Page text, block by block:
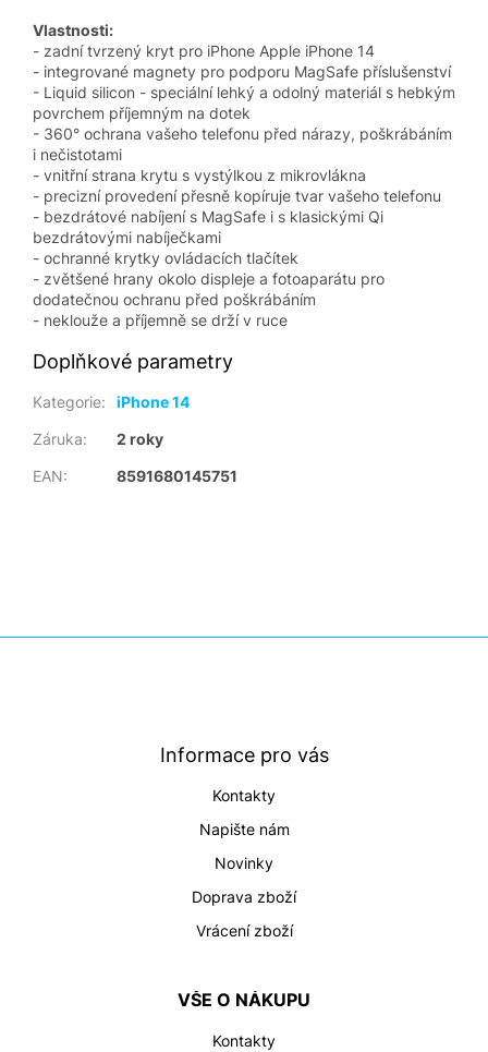
Vlastnosti:
- zadní tvrzený kryt pro iPhone Apple iPhone 14
- integrované magnety pro podporu MagSafe příslušenství
- Liquid silicon - speciální lehký a odolný materiál s hebkým
povrchem příjemným na dotek
- 360° ochrana vašeho telefonu před nárazy, poškrábáním
i nečistotami
- vnitřní strana krytu s vystýlkou z mikrovlákna
- precizní provedení přesně kopíruje tvar vašeho telefonu
- bezdrátové nabíjení s MagSafe i s klasickými Qi
bezdrátovými nabíječkami
- ochranné krytky ovládacích tlačítek
- zvětšené hrany okolo displeje a fotoaparátu pro
dodatečnou ochranu před poškrábáním
- neklouže a příjemně se drží v ruce
Doplňkové parametry
Kategorie:
iPhone 14
Záruka:
2 roky
EAN: 8591680145751
Informace pro vás
Kontakty
Napište nám
Novinky
Doprava zboží
Vrácení zboží
VŠE O NÁKUPU
Kontakty